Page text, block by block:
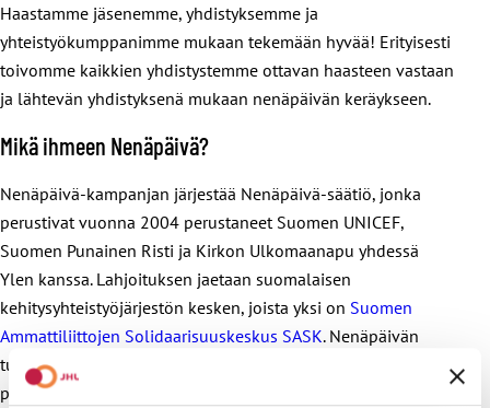
Haastamme jäsenemme, yhdistyksemme ja
yhteistyökumppanimme mukaan tekemään hyvää! Erityisesti
toivomme kaikkien yhdistystemme ottavan haasteen vastaan
ja lähtevän yhdistyksenä mukaan nenäpäivän keräykseen.
Mikä ihmeen Nenäpäivä?
Nenäpäivä-kampanjan järjestää Nenäpäivä-säätiö, jonka
perustivat vuonna 2004 perustaneet Suomen UNICEF,
Suomen Punainen Risti ja Kirkon Ulkomaanapu yhdessä
Ylen kanssa. Lahjoituksen jaetaan suomalaisen
kehitysyhteistyöjärjestön kesken, joista yksi on Suomen
Ammattiliittojen Solidaarisuuskeskus SASK. Nenäpäivän
tuella SASK edistää perheiden ja lasten hyvinvointia
parantamalla kotiapulaisten työ- ja elinolosuhteita sekä